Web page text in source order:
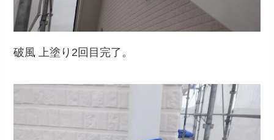
破風 上塗り2回目完了。